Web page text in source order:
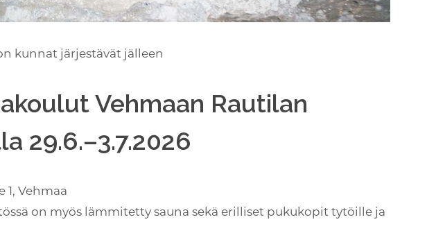
kunnat järjestävät jälleen
Vehmaan Rautilan
29.6.–3.7.2026
1, Vehmaa
on myös lämmitetty sauna sekä erilliset pukukopit tytöille ja